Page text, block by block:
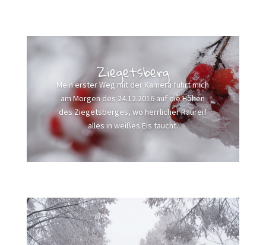
Ziegetsberg
Mein erster Weg mit der Kamera führt mich
am Morgen des 24.12.2016 auf die Höhen
des Ziegetsberges, wo herrlicher Raureif
alles in weißes Eis taucht.